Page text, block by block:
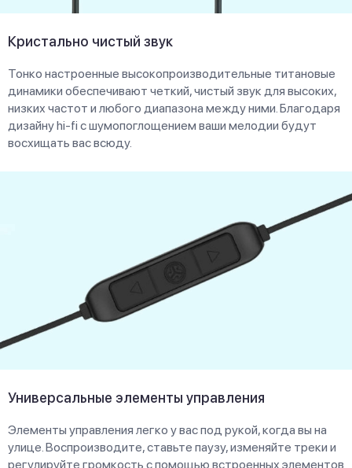
Кристально чистый звук
Тонко настроенные высокопроизводительные титановые
динамики обеспечивают четкий, чистый звук для высоких,
низких частот и любого диапазона между ними. Благодаря
дизайну hi-fi с шумопоглощением ваши мелодии будут
восхищать вас всюду.
Универсальные элементы управления
Элементы управления легко у вас под рукой, когда вы на
улице. Воспроизводите, ставьте паузу, изменяйте треки и
регулируйте громкость с помощью встроенных элементов